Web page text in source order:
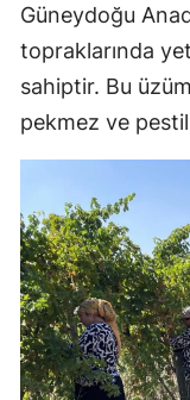
Güneydoğu
topraklarında
sahiptir. Bu
pekmez ve pestil